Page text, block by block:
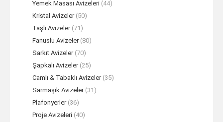
Yemek Masası Avizeleri (44)
Kristal Avizeler (50)
Taşlı Avizeler (71)
Fanuslu Avizeler (80)
Sarkıt Avizeler (70)
Şapkalı Avizeler (25)
Camlı & Tabaklı Avizeler (35)
Sarmaşık Avizeler (31)
Plafonyerler (36)
Proje Avizeleri (40)